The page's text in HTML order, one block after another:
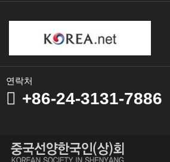
연락처
+86-24-3131-7886